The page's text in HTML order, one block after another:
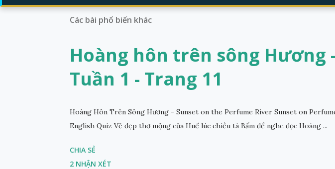
Các bài phổ biến khác
Hoàng hôn trên sông Hương
Tuần 1 - Trang 11
Hoàng Hôn Trên Sông Hương - Sunset on the Perfume River Sunset on
English Quiz Vẻ đẹp thơ mộng của Huế lúc chiều tà Bấm để nghe đọc Hoàng ...
CHIA SẺ
2 NHẬN XÉT